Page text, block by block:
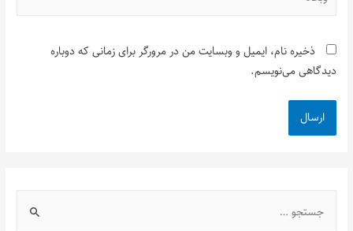
ذخیره نام، ایمیل و وبسایت من در مرورگر برای زمانی که دوباره
دیدگاهی می‌نویسم.